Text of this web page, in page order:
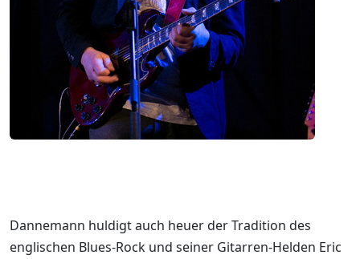
Dannemann huldigt auch heuer der Tradition des
englischen Blues-Rock und seiner Gitarren-Helden Eric